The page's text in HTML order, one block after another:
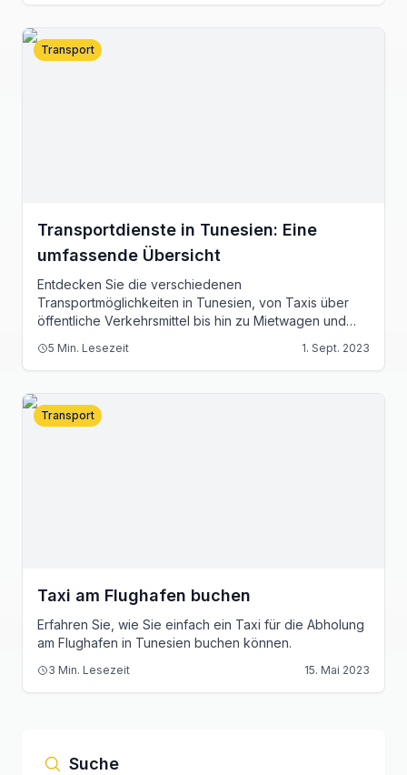
Transport
Transportdienste in Tunesien: Eine
umfassende Übersicht
Entdecken Sie die verschiedenen
Transportmöglichkeiten in Tunesien, von Taxis über
öffentliche Verkehrsmittel bis hin zu Mietwagen und
5 Min. Lesezeit 1. Sept. 2023
Transport
Taxi am Flughafen buchen
Erfahren Sie, wie Sie einfach ein Taxi für die Abholung
am Flughafen in Tunesien buchen können.
3 Min. Lesezeit 15. Mai 2023
Suche